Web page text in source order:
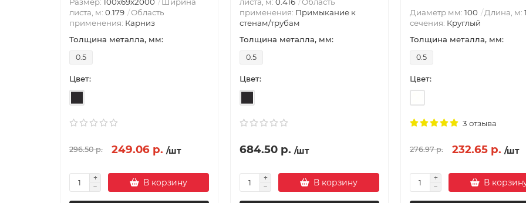
листа, м: 0.179
Область
применения: Карниз
Толщина металла, мм:
0.5
Цвет:
296.50 р. 249.06 р. /шт
В корзину
применения: Примыкание к
стенам/трубам
Толщина металла, мм:
0.5
Цвет:
684.50 р. /шт
В корзину
Диаметр мм: 100 Длина, м: 1
сечения: Круглый
Толщина металла, мм:
0.5
Цвет:
3 отзыва
276.97 р. 232.65 р. /шт
В